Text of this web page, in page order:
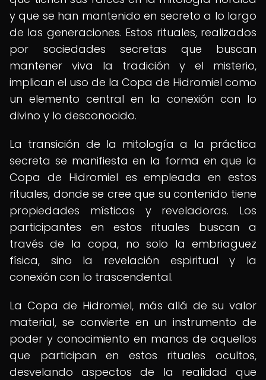
y que se han mantenido en secreto a lo largo
de las generaciones. Estos rituales, realizados
por sociedades secretas que buscan
mantener viva la tradición y el misterio,
implican el uso de la Copa de Hidromiel como
un elemento central en la conexión con lo
divino y lo desconocido.
La transición de la mitología a la práctica
secreta se manifiesta en la forma en que la
Copa de Hidromiel es empleada en estos
rituales, donde se cree que su contenido tiene
propiedades místicas y reveladoras. Los
participantes en estos rituales buscan a
través de la copa, no solo la embriaguez
física, sino la revelación espiritual y la
conexión con lo trascendental.
La Copa de Hidromiel, más allá de su valor
material, se convierte en un instrumento de
poder y conocimiento en manos de aquellos
que participan en estos rituales ocultos,
desvelando aspectos de la realidad que